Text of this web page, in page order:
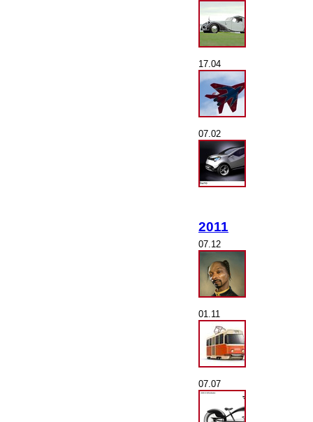
17.04
07.02
2011
07.12
01.11
07.07